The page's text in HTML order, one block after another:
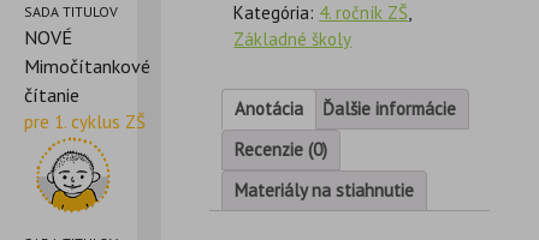
SADA TITULOV
NOVÉ
Mimočítankové
čítanie
pre 1. cyklus ZŠ
Kategória: 4. ročník ZŠ,
Základné školy
Anotácia
Ďalšie informácie
Recenzie (0)
Materiály na stiahnutie